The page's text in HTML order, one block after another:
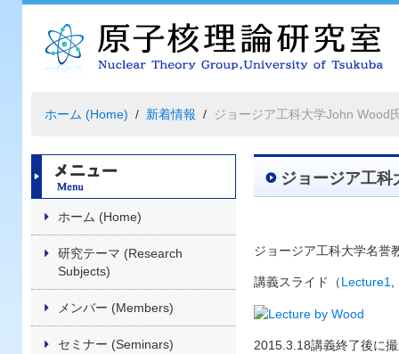
ホーム (Home) 新着情報 ジョージア工科大学John Wood
ホーム (Home)
研究テーマ (Research
Subjects)
メンバー (Members)
セミナー (Seminars)
ジョージア工
ジョージア工科大学名誉
講義スライド（Lecture1
2015.3.18講義終了後に